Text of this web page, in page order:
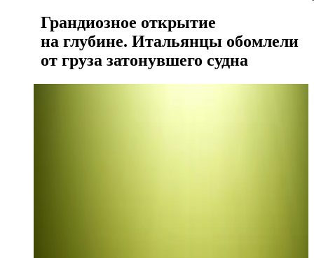
Грандиозное открытие
на глубине. Итальянцы обомлели
от груза затонувшего судна